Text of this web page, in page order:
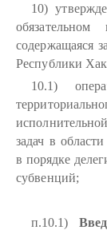
10)
содержащаяся
Республики
10.1)
задач в
в порядке
субвенций;
п.10.1)